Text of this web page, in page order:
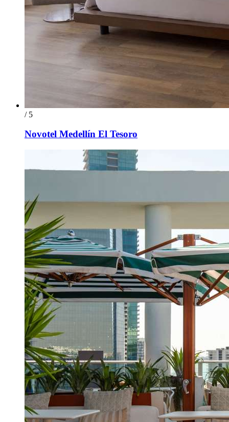
/ 5
Novotel Medellín El Tesoro